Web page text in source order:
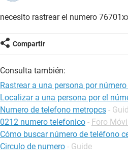
necesito rastrear el numero
Compartir
Consulta también:
Rastrear a una persona por
Localizar a una persona por el
Numero de telefono metropcs -
0212 numero telefonico - Foro
Cómo buscar número de teléfono
Circulo de numero - Guide